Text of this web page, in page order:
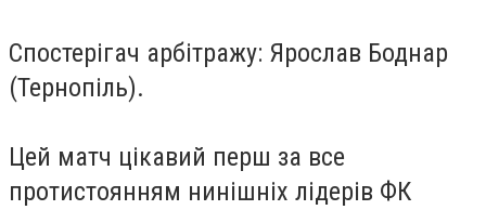
Спостерігач арбітражу: Ярослав Боднар
(Тернопіль).
Цей матч цікавий перш за все
протистоянням нинішніх лідерів ФК